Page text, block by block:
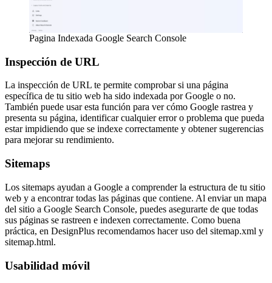
Pagina Indexada Google Search Console
Inspección de URL
La inspección de URL te permite comprobar si una página
específica de tu sitio web ha sido indexada por Google o no.
También puede usar esta función para ver cómo Google rastrea y
presenta su página, identificar cualquier error o problema que pueda
estar impidiendo que se indexe correctamente y obtener sugerencias
para mejorar su rendimiento.
Sitemaps
Los sitemaps ayudan a Google a comprender la estructura de tu sitio
web y a encontrar todas las páginas que contiene. Al enviar un mapa
del sitio a Google Search Console, puedes asegurarte de que todas
sus páginas se rastreen e indexen correctamente. Como buena
práctica, en DesignPlus recomendamos hacer uso del sitemap.xml y
sitemap.html.
Usabilidad móvil